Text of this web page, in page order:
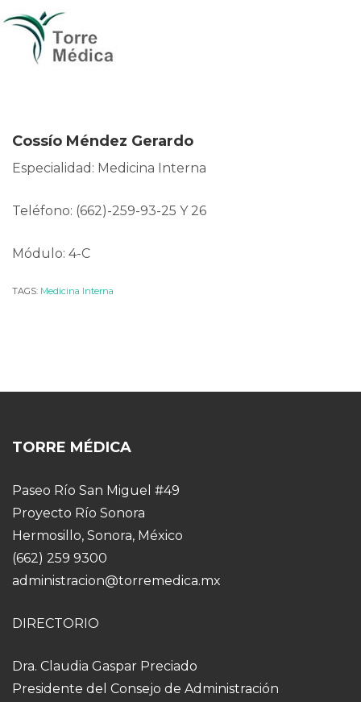
Cossío Méndez Gerardo
Especialidad: Medicina Interna
Teléfono: (662)-259-93-25 Y 26
Módulo: 4-C
TAGS: Medicina Interna
TORRE MÉDICA
Paseo Río San Miguel #49
Proyecto Río Sonora
Hermosillo, Sonora, México
(662) 259 9300
administracion@torremedica.mx
DIRECTORIO
Dra. Claudia Gaspar Preciado
Presidente del Consejo de Administración